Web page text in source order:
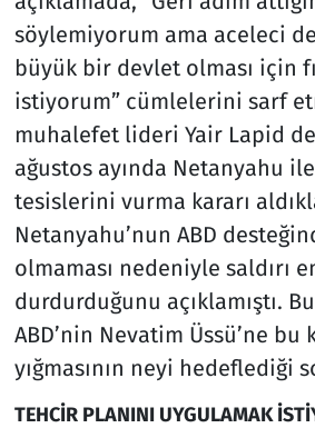
söylemiyorum ama aceleci
büyük bir devlet olması için
istiyorum” cümlelerini sarf
muhalefet lideri Yair Lapid
ağustos ayında Netanyahu
tesislerini vurma kararı
Netanyahu’nun ABD
olmaması nedeniyle saldırı
durdurduğunu açıklamıştı.
ABD’nin Nevatim Üssü’ne bu
yığmasının neyi hedeflediği
TEHCİR PLANINI UYGULAMAK